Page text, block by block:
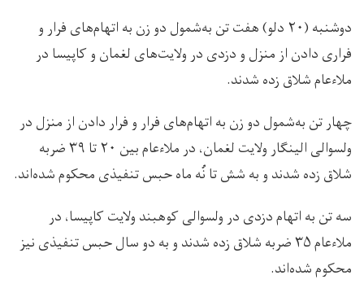
دوشنبه (۲۰ دلو) هفت تن به‌شمول دو زن به اتهام‌های فرار و
فراری دادن از منزل و دزدی در ولایت‌های لغمان و کاپیسا در
ملاءعام شلاق زده شدند.
چهار تن به‌شمول دو زن به اتهام‌های فرار و فرار دادن از منزل در
ولسوالی الینگار ولایت لغمان، در ملاءعام بین ۲۰ تا ۳۹ ضربه
شلاق زده شدند و به شش تا نُه ماه حبس تنفيذی محکوم شده‌اند.
سه تن به اتهام دزدی در ولسوالی کوهبند ولايت کاپيسا، در
ملاءعام ۳۵ ضربه شلاق زده شدند و به دو سال حبس تنفیذی نیز
محکوم شده‌اند.